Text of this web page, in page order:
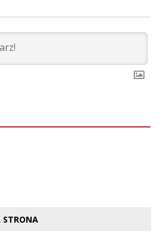
STRONA